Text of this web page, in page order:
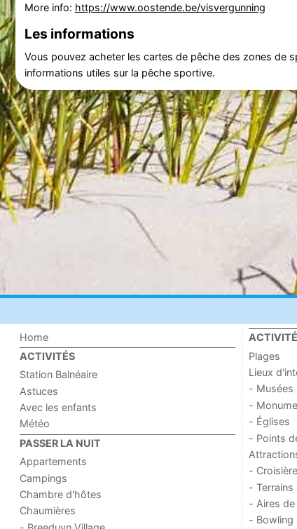
More info: https://www.oostende.be/visvergunning
Les informations
Vous pouvez acheter les cartes de pêche des zones de
informations utiles sur la pêche sportive.
Home
ACTIVITÉS
Station Balnéaire
Astuces
Avec les enfants
Météo
PASSER LA NUIT
Appartements
Campings
Chambre d'hôtes
Chaumières
Plages
Lieux
- Musées
-
- Églises
- Points
-
- Terrains
- Aires de
- Bowling